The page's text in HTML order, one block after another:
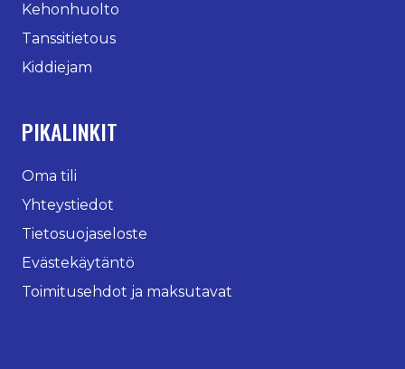
Kehonhuolto
Tanssitietous
Kiddiejam
PIKALINKIT
Oma tili
Yhteystiedot
Tietosuojaseloste
Evästekäytäntö
Toimitusehdot ja maksutavat